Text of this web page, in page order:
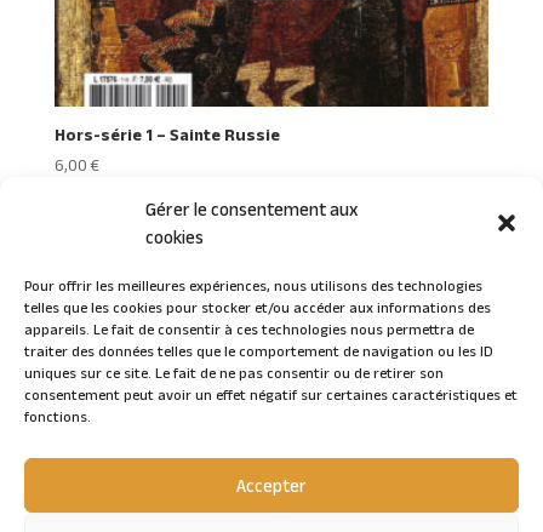
Gérer le consentement aux
cookies
Pour offrir les meilleures expériences, nous utilisons des technologies
telles que les cookies pour stocker et/ou accéder aux informations des
appareils. Le fait de consentir à ces technologies nous permettra de
traiter des données telles que le comportement de navigation ou les ID
uniques sur ce site. Le fait de ne pas consentir ou de retirer son
consentement peut avoir un effet négatif sur certaines caractéristiques et
fonctions.
Accepter
Hors-série 1 – Sainte Russie
6,00€
Connexion